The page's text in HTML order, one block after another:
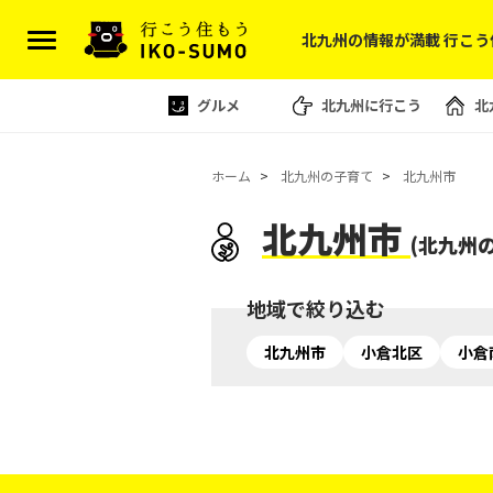
北九州の情報が満載 行こ
グルメ 北九州に行こう 北
ホーム 北九州の子育て 北九州市
北九州市 (北九州
地域で絞り込む
北九州市 小倉北区 小倉